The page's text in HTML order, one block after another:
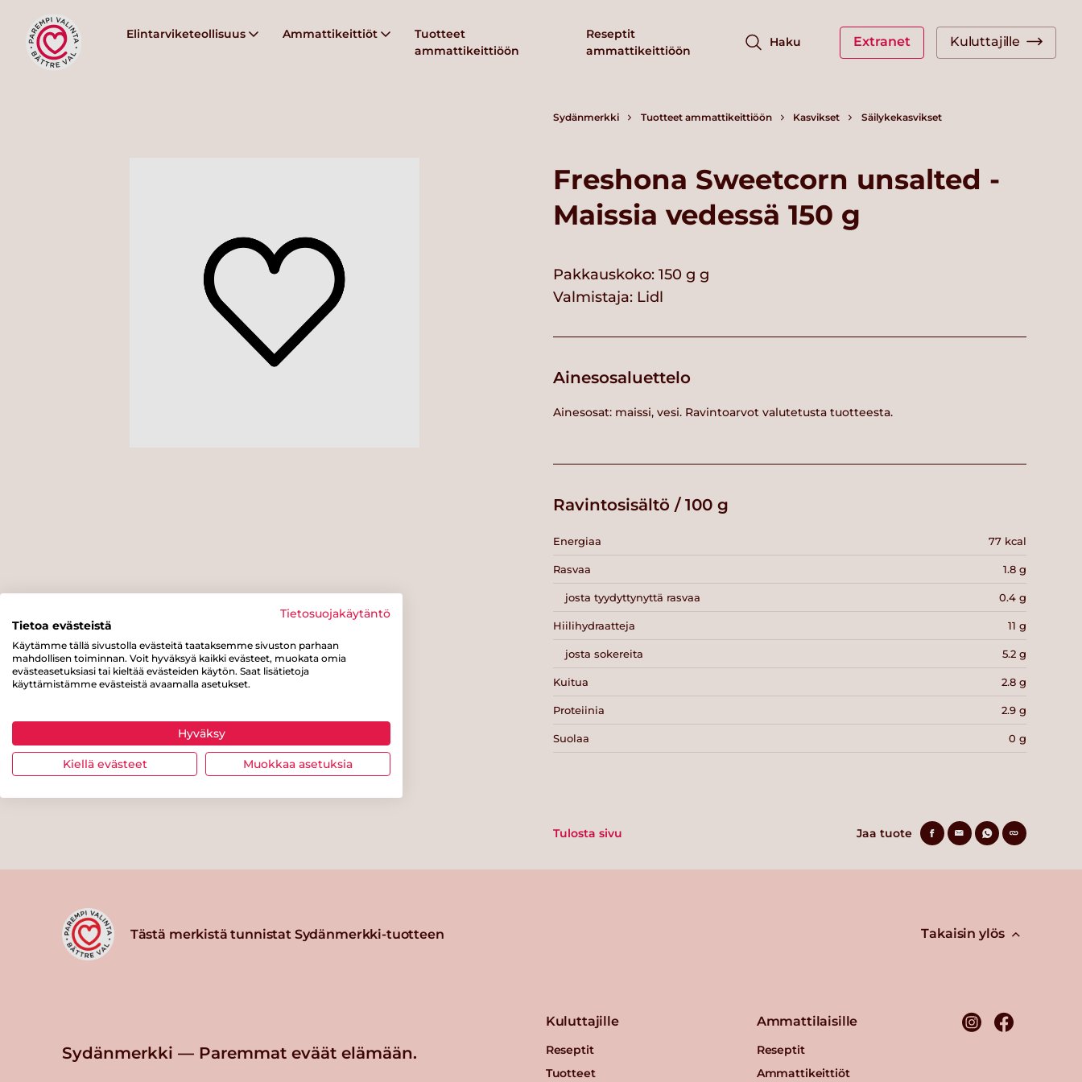
Elintarviketeollisuus Ammattikeittiöt
Tuotteet
ammattikeittiöön
Reseptit
ammattikeittiöön
Haku Extranet Kuluttajille
Sydänmerkki Tuotteet ammattikeittiöön Kasvikset Säilykekasvikset
Freshona Sweetcorn unsalted -
Maissia vedessä 150 g
Pakkauskoko: 150 g g
Valmistaja: Lidl
Ainesosaluettelo
Ainesosat: maissi, vesi. Ravintoarvot valutetusta tuotteesta.
Ravintosisältö / 100 g
Energiaa 77 kcal
Rasvaa 1.8 g
josta tyydyttynyttä rasvaa 0.4 g
Hiilihydraatteja 11 g
josta sokereita 5.2 g
Kuitua 2.8 g
Proteiinia 2.9 g
Suolaa 0 g
Tulosta sivu Jaa tuote
Tästä merkistä tunnistat Sydänmerkki-tuotteen Takaisin ylös
Sydänmerkki — Paremmat eväät elämään.
Kuluttajille
Reseptit
Tuotteet
Ammattilaisille
Reseptit
Ammattikeittiöt
Tietosuojakäytäntö
Tietoa evästeistä
Käytämme tällä sivustolla evästeitä taataksemme sivuston parhaan
mahdollisen toiminnan. Voit hyväksyä kaikki evästeet, muokata omia
evästeasetuksiasi tai kieltää evästeiden käytön. Saat lisätietoja
käyttämistämme evästeistä avaamalla asetukset.
Hyväksy
Kiellä evästeet Muokkaa asetuksia